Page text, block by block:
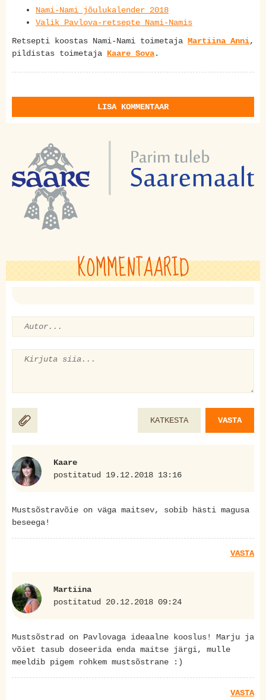
Nami-Nami jõulukalender 2018
Valik Pavlova-retsepte Nami-Namis
Retsepti koostas Nami-Nami toimetaja Martiina Anni,
pildistas toimetaja Kaare Sova.
LISA KOMMENTAAR
KOMMENTAARID
KATKESTA VASTA
Kaare
postitatud 19.12.2018 13:16
Mustsõstravõie on väga maitsev, sobib hästi magusa
beseega!
VASTA
Martiina
postitatud 20.12.2018 09:24
Mustsõstrad on Pavlovaga ideaalne kooslus! Marju ja
võiet tasub doseerida enda maitse järgi, mulle
meeldib pigem rohkem mustsõstrane :)
VASTA